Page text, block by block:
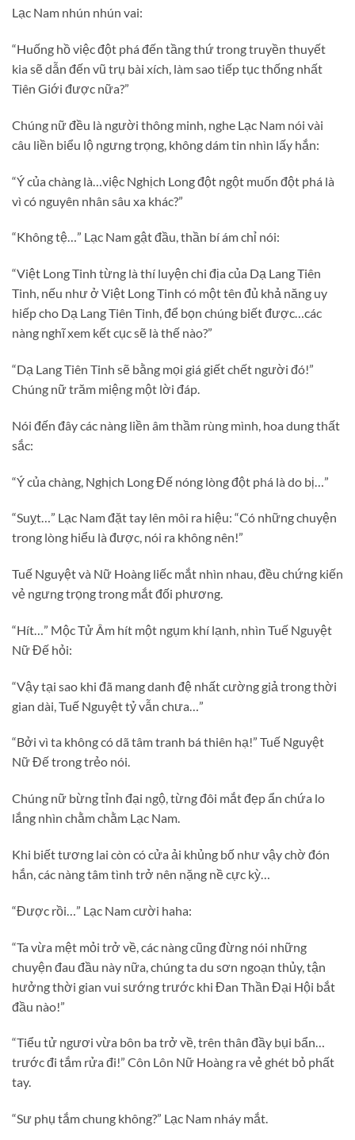
Lạc Nam nhún nhún vai:
“Huống hồ việc đột phá đến tầng thứ trong truyền thuyết
kia sẽ dẫn đến vũ trụ bài xích, làm sao tiếp tục thống nhất
Tiên Giới được nữa?”
Chúng nữ đều là người thông minh, nghe Lạc Nam nói vài
câu liền biểu lộ ngưng trọng, không dám tin nhìn lấy hắn:
“Ý của chàng là…việc Nghịch Long đột ngột muốn đột phá là
vì có nguyên nhân sâu xa khác?”
“Không tệ…” Lạc Nam gật đầu, thần bí ám chỉ nói:
“Việt Long Tinh từng là thí luyện chi địa của Dạ Lang Tiên
Tinh, nếu như ở Việt Long Tinh có một tên đủ khả năng uy
hiếp cho Dạ Lang Tiên Tinh, để bọn chúng biết được…các
nàng nghĩ xem kết cục sẽ là thế nào?”
“Dạ Lang Tiên Tinh sẽ bằng mọi giá giết chết người đó!”
Chúng nữ trăm miệng một lời đáp.
Nói đến đây các nàng liền âm thầm rùng mình, hoa dung thất
sắc:
“Ý của chàng, Nghịch Long Đế nóng lòng đột phá là do bị…”
“Suỵt…” Lạc Nam đặt tay lên môi ra hiệu: “Có những chuyện
trong lòng hiểu là được, nói ra không nên!”
Tuế Nguyệt và Nữ Hoàng liếc mắt nhìn nhau, đều chứng kiến
vẻ ngưng trọng trong mắt đối phương.
“Hít…” Mộc Tử Âm hít một ngụm khí lạnh, nhìn Tuế Nguyệt
Nữ Đế hỏi:
“Vậy tại sao khi đã mang danh đệ nhất cường giả trong thời
gian dài, Tuế Nguyệt tỷ vẫn chưa…”
“Bởi vì ta không có dã tâm tranh bá thiên hạ!” Tuế Nguyệt
Nữ Đế trong trẻo nói.
Chúng nữ bừng tỉnh đại ngộ, từng đôi mắt đẹp ẩn chứa lo
lắng nhìn chằm chằm Lạc Nam.
Khi biết tương lai còn có cửa ải khủng bố như vậy chờ đón
hắn, các nàng tâm tình trở nên nặng nề cực kỳ…
“Được rồi…” Lạc Nam cười haha:
“Ta vừa mệt mỏi trở về, các nàng cũng đừng nói những
chuyện đau đầu này nữa, chúng ta du sơn ngoạn thủy, tận
hưởng thời gian vui sướng trước khi Đan Thần Đại Hội bắt
đầu nào!”
“Tiểu tử ngươi vừa bôn ba trở về, trên thân đầy bụi bẩn…
trước đi tắm rửa đi!” Côn Lôn Nữ Hoàng ra vẻ ghét bỏ phất
tay.
“Sư phụ tắm chung không?” Lạc Nam nháy mắt.